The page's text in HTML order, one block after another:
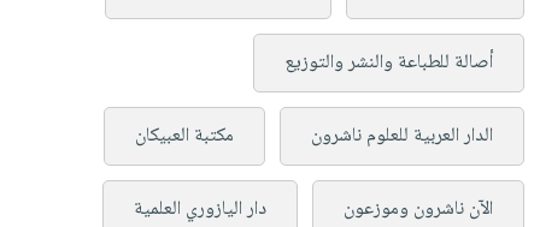
أصالة للطباعة والنشر والتوزيع
الدار العربية للعلوم ناشرون مكتبة العبيكان
الآن ناشرون وموزعون دار اليازوري العلمية